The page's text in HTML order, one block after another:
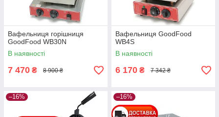
Вафельниця горішниця
GoodFood WB30N
В наявності
7 470 ₴ 8 900 ₴
Вафельниця GoodFood
WB4S
В наявності
6 170 ₴ 7 342 ₴
–16% –16%